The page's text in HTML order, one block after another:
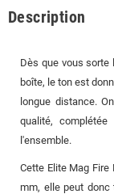
Description
Dès que vous sorte
boîte, le ton est
longue distance.
qualité,
l'ensemble.
Cette Elite Mag
mm, elle peut donc